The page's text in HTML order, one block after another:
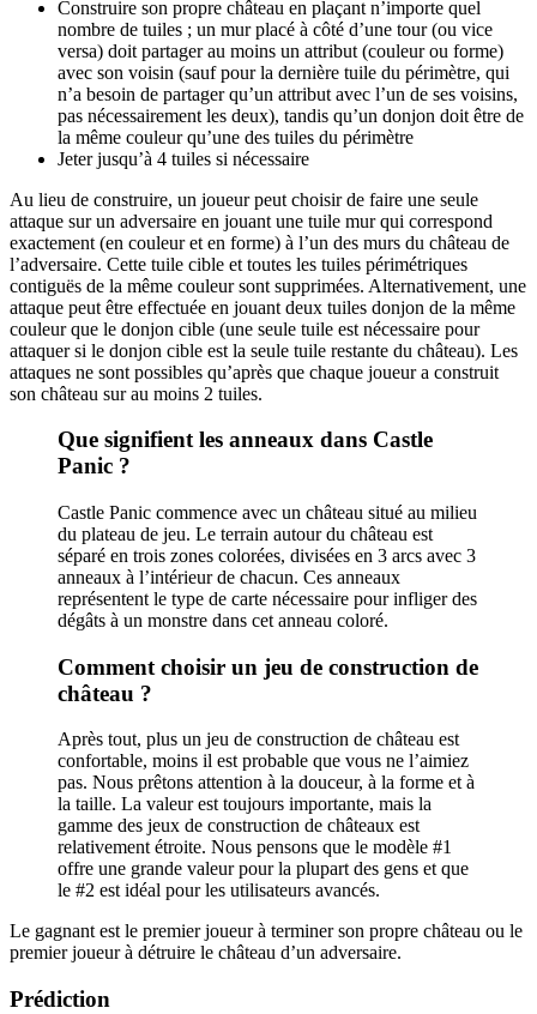
Construire son propre château en plaçant n’importe quel
nombre de tuiles ; un mur placé à côté d’une tour (ou vice
versa) doit partager au moins un attribut (couleur ou forme)
avec son voisin (sauf pour la dernière tuile du périmètre, qui
n’a besoin de partager qu’un attribut avec l’un de ses voisins,
pas nécessairement les deux), tandis qu’un donjon doit être de
la même couleur qu’une des tuiles du périmètre
Jeter jusqu’à 4 tuiles si nécessaire
Au lieu de construire, un joueur peut choisir de faire une seule
attaque sur un adversaire en jouant une tuile mur qui correspond
exactement (en couleur et en forme) à l’un des murs du château de
l’adversaire. Cette tuile cible et toutes les tuiles périmétriques
contiguës de la même couleur sont supprimées. Alternativement, une
attaque peut être effectuée en jouant deux tuiles donjon de la même
couleur que le donjon cible (une seule tuile est nécessaire pour
attaquer si le donjon cible est la seule tuile restante du château). Les
attaques ne sont possibles qu’après que chaque joueur a construit
son château sur au moins 2 tuiles.
Que signifient les anneaux dans Castle
Panic ?
Castle Panic commence avec un château situé au milieu
du plateau de jeu. Le terrain autour du château est
séparé en trois zones colorées, divisées en 3 arcs avec 3
anneaux à l’intérieur de chacun. Ces anneaux
représentent le type de carte nécessaire pour infliger des
dégâts à un monstre dans cet anneau coloré.
Comment choisir un jeu de construction de
château ?
Après tout, plus un jeu de construction de château est
confortable, moins il est probable que vous ne l’aimiez
pas. Nous prêtons attention à la douceur, à la forme et à
la taille. La valeur est toujours importante, mais la
gamme des jeux de construction de châteaux est
relativement étroite. Nous pensons que le modèle #1
offre une grande valeur pour la plupart des gens et que
le #2 est idéal pour les utilisateurs avancés.
Le gagnant est le premier joueur à terminer son propre château ou le
premier joueur à détruire le château d’un adversaire.
Prédiction